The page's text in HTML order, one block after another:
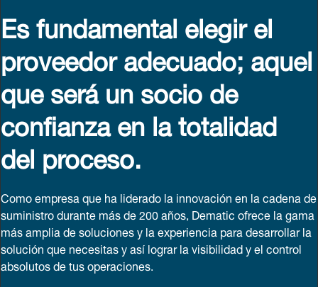
Es fundamental elegir el
proveedor adecuado; aquel
que será un socio de
confianza en la totalidad
del proceso.
Como empresa que ha liderado la innovación en la cadena de
suministro durante más de 200 años, Dematic ofrece la gama
más amplia de soluciones y la experiencia para desarrollar la
solución que necesitas y así lograr la visibilidad y el control
absolutos de tus operaciones.